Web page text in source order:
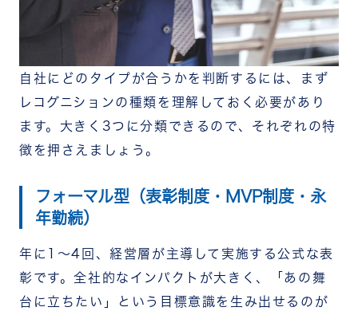
自社にどのタイプが合うかを判断するには、まず
レコグニションの種類を理解しておく必要があり
ます。大きく3つに分類できるので、それぞれの特
徴を押さえましょう。
フォーマル型（表彰制度・MVP制度・永
年勤続）
年に1〜4回、経営層が主導して実施する公式な表
彰です。全社的なインパクトが大きく、「あの舞
台に立ちたい」という目標意識を生み出せるのが